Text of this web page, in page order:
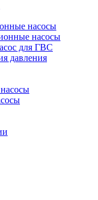
насосы
насосы
для ГВС
давления